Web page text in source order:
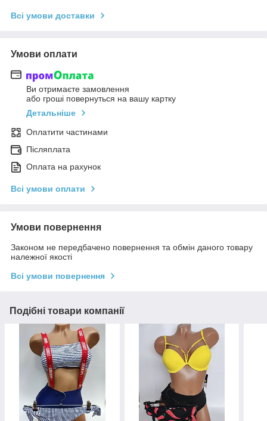
Всі умови доставки
Умови оплати
Ви отримаєте замовлення
або гроші повернуться на вашу картку
Детальніше
Оплатити частинами
Післяплата
Оплата на рахунок
Всі умови оплати
Умови повернення
Законом не передбачено повернення та обмін даного товару
належної якості
Всі умови повернення
Подібні товари компанії